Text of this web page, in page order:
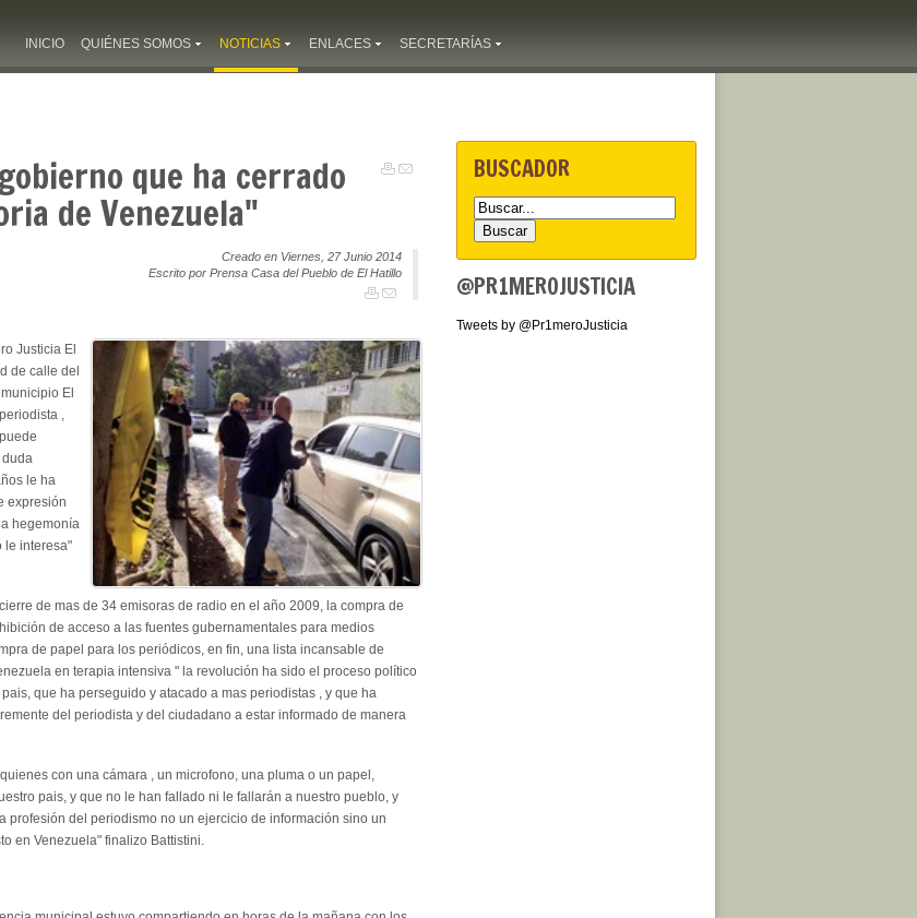
INICIO QUIÉNES SOMOS NOTICIAS ENLACES SECRETARÍAS
que ha cerrado
de Venezuela"
Creado en Viernes, 27 Junio 2014
Escrito por Prensa Casa del Pueblo de El Hatillo
Justicia El
de calle del
El
,
le ha
expresión
hegemonía
le interesa"
de mas de 34 emisoras de radio en el año 2009, la compra de
de acceso a las fuentes gubernamentales para medios
de papel para los periódicos, en fin, una lista incansable de
en terapia intensiva " la revolución ha sido el proceso político
que ha perseguido y atacado a mas periodistas , y que ha
del periodista y del ciudadano a estar informado de manera
con una cámara , un microfono, una pluma o un papel,
pais, y que no le han fallado ni le fallarán a nuestro pueblo, y
del periodismo no un ejercicio de información sino un
en Venezuela" finalizo Battistini.
BUSCADOR
@PR1MEROJUSTICIA
Tweets by @Pr1meroJusticia